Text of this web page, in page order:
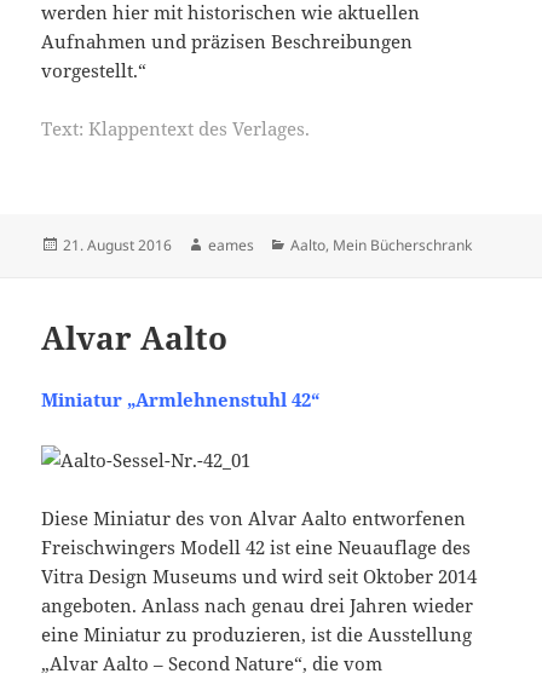
werden hier mit historischen wie aktuellen
Aufnahmen und präzisen Beschreibungen
vorgestellt.“
Text: Klappentext des Verlages.
Veröffentlicht
21. August 2016 Autor
eames Kategorien
Aalto, Mein Bücherschrank
Alvar Aalto
Miniatur „Armlehnenstuhl 42“
Diese Miniatur des von Alvar Aalto entworfenen
Freischwingers Modell 42 ist eine Neuauflage des
Vitra Design Museums und wird seit Oktober 2014
angeboten. Anlass nach genau drei Jahren wieder
eine Miniatur zu produzieren, ist die Ausstellung
„Alvar Aalto – Second Nature“, die vom